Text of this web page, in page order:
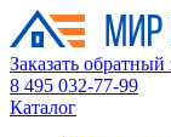
Заказать обратный
8 495 032-77-99
Каталог